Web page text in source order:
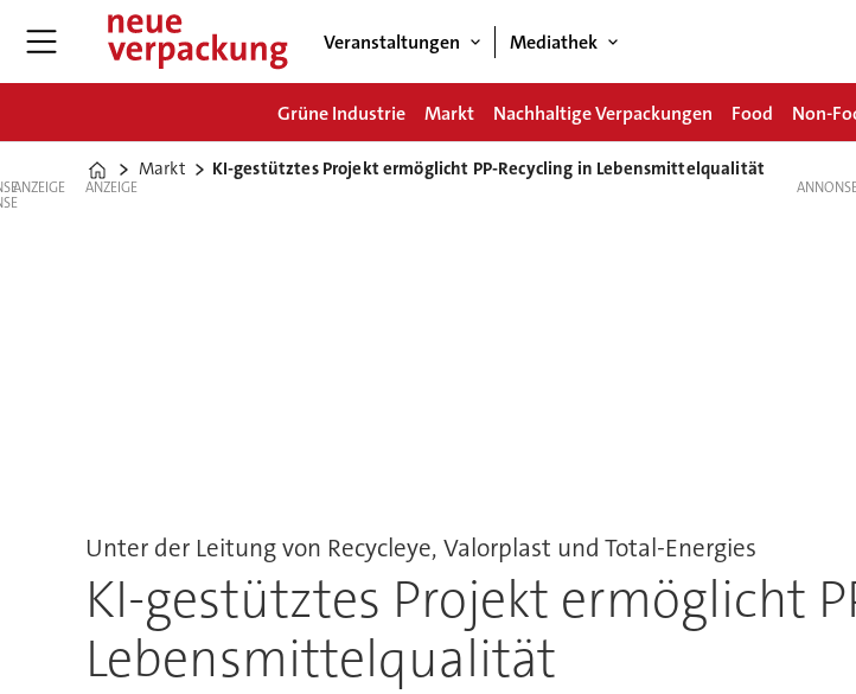
Veranstaltungen Mediathek
Grüne Industrie Markt Nachhaltige Verpackungen Food Non-
Home
Markt KI-gestütztes Projekt ermöglicht PP-Recycling in Lebensmittelqualität
ANZEIGE ANZEIGE
Unter der Leitung von Recycleye, Valorplast und Total-Energies
KI-gestütztes Projekt ermöglicht
Lebensmittelqualität